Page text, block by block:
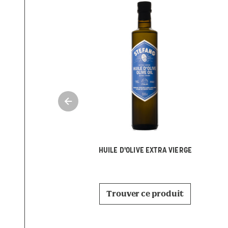
HUILE D'OLIVE EXTRA VIERGE
Trouver ce produit